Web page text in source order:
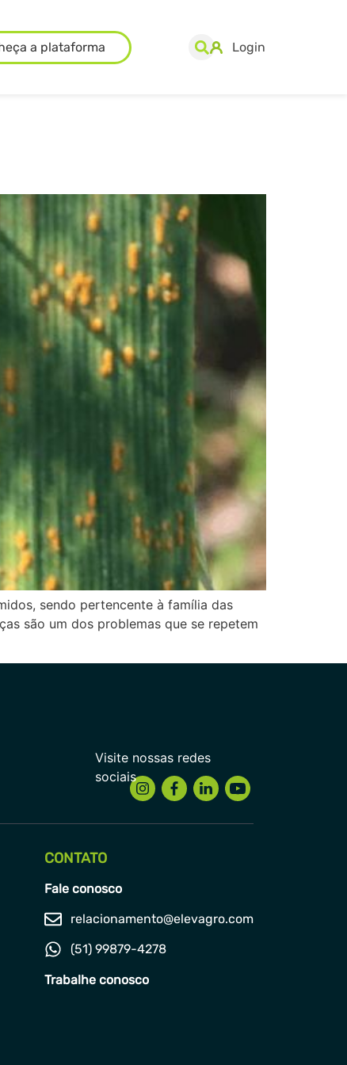
a plataforma Login
sendo pertencente à família das
são um dos problemas que se repetem
CONTATO
Fale conosco
relacionamento@elevagro.com
(51) 99879-4278
Trabalhe conosco